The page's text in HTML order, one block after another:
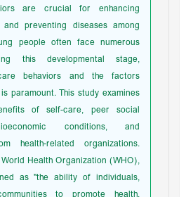
are crucial for enhancing
and preventing diseases among
people often face numerous
this developmental stage,
behaviors and the factors
paramount. This study examines
of self-care, peer social
conditions, and
health-related organizations.
Health Organization (WHO),
as "the ability of individuals,